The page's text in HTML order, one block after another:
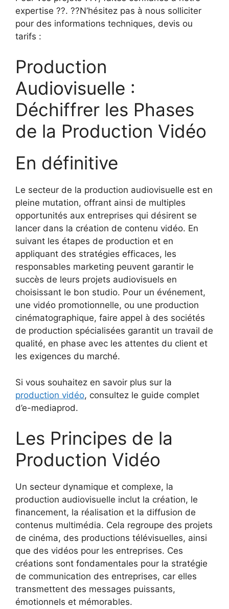
expertise ??. ??N’hésitez pas à nous solliciter
pour des informations techniques, devis ou
tarifs :
Production
Audiovisuelle :
Déchiffrer les Phases
de la Production Vidéo
En définitive
Le secteur de la production audiovisuelle est en
pleine mutation, offrant ainsi de multiples
opportunités aux entreprises qui désirent se
lancer dans la création de contenu vidéo. En
suivant les étapes de production et en
appliquant des stratégies efficaces, les
responsables marketing peuvent garantir le
succès de leurs projets audiovisuels en
choisissant le bon studio. Pour un événement,
une vidéo promotionnelle, ou une production
cinématographique, faire appel à des sociétés
de production spécialisées garantit un travail de
qualité, en phase avec les attentes du client et
les exigences du marché.
Si vous souhaitez en savoir plus sur la
production vidéo, consultez le guide complet
d’e-mediaprod.
Les Principes de la
Production Vidéo
Un secteur dynamique et complexe, la
production audiovisuelle inclut la création, le
financement, la réalisation et la diffusion de
contenus multimédia. Cela regroupe des projets
de cinéma, des productions télévisuelles, ainsi
que des vidéos pour les entreprises. Ces
créations sont fondamentales pour la stratégie
de communication des entreprises, car elles
transmettent des messages puissants,
émotionnels et mémorables.